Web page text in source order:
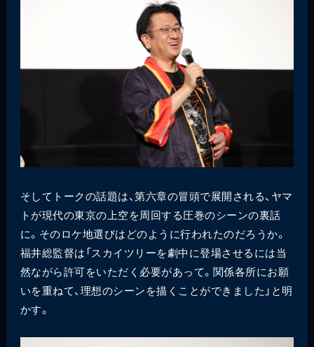
そしてトークの話題は、第六章の冒頭で展開される、ヤマ
トが現代の東京の上空を周回する圧巻のシーンの裏話
に。そのロケ地選びはどのように行われたのだろうか。
福井総監督は「スカイツリーを劇中に登場させるには当
然ながら許可をいただく必要があって。関係各所にお願
いを重ねて、理想のシーンを描くことができました」と明
かす。